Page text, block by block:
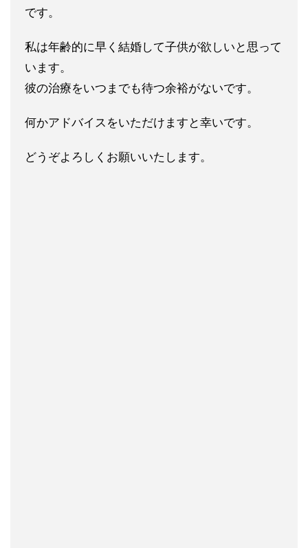
です。
私は年齢的に早く結婚して子供が欲しいと思って
います。
彼の治療をいつまでも待つ余裕がないです。
何かアドバイスをいただけますと幸いです。
どうぞよろしくお願いいたします。